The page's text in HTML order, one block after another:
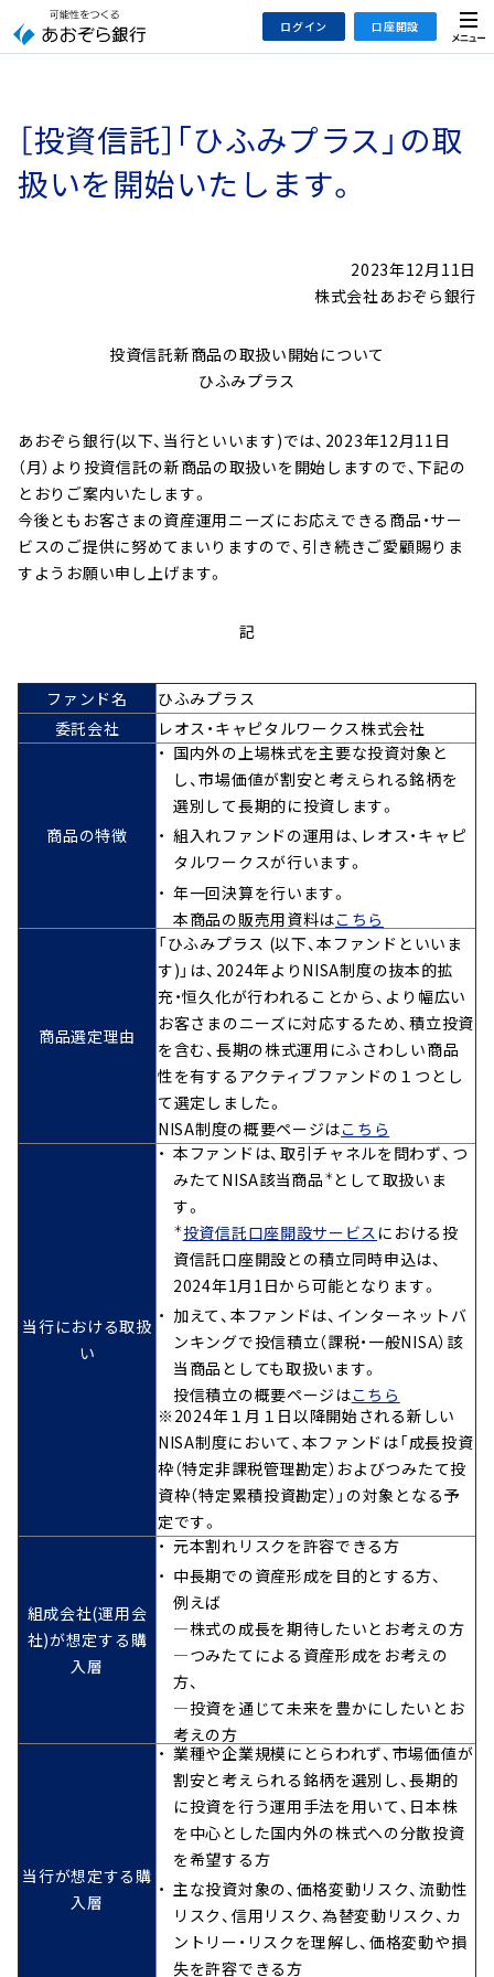
文
ログイン
法人のお客さまはこちら
デビット専用WEB
口座開設
あおぞら銀行 投資信託口座・NISA口座開設
メ
ニ
［投資信託］｢ひふみプラス」の取
扱いを開始いたします。
2023年12月11日
株式会社あおぞら銀行
投資信託新商品の取扱い開始について
ひふみプラス
あおぞら銀行(以下、当行といいます)では、2023年12月11日
（月）より投資信託の新商品の取扱いを開始しますので、下記の
とおりご案内いたします。
今後ともお客さまの資産運用ニーズにお応えできる商品・サー
ビスのご提供に努めてまいりますので、引き続きご愛顧賜りま
すようお願い申し上げます。
記
ファンド名
ひふみプラス
委託会社
レオス・キャピタルワークス株式会社
商品の特徴
国内外の上場株式を主要な投資対象と
し、市場価値が割安と考えられる銘柄を
選別して長期的に投資します。
組入れファンドの運用は、レオス・キャピ
タルワークスが行います。
年一回決算を行います。
本商品の販売用資料はこちら
商品選定理由
「ひふみプラス (以下、本ファンドといいま
す)」は、2024年よりNISA制度の抜本的拡
充・恒久化が行われることから、より幅広い
お客さまのニーズに対応するため、積立投資
を含む、長期の株式運用にふさわしい商品
性を有するアクティブファンドの１つとし
て選定しました。
NISA制度の概要ページはこちら
当行における取扱
い
本ファンドは、取引チャネルを問わず、つ
みたてNISA該当商品 ＊として取扱いま
す。
＊投資信託口座開設サービス における投
資信託口座開設との積立同時申込は、
2024年1月1日から可能となります。
加えて、本ファンドは、インターネットバ
ンキングで投信積立（課税・一般NISA）該
当商品としても取扱います。
投信積立の概要ページはこちら
※2024年１月１日以降開始される新しい
NISA制度において、本ファンドは「成長投資
枠（特定非課税管理勘定）およびつみたて投
資枠（特定累積投資勘定）」の対象となる予
定です。
組成会社(運用会
社)が想定する購
入層
元本割れリスクを許容できる方
中長期での資産形成を目的とする方、
例えば
―株式の成長を期待したいとお考えの方
―つみたてによる資産形成をお考えの
方、
―投資を通じて未来を豊かにしたいとお
考えの方
当行が想定する購
入層
業種や企業規模にとらわれず、市場価値が
割安と考えられる銘柄を選別し、長期的
に投資を行う運用手法を用いて、日本株
を中心とした国内外の株式への分散投資
を希望する方
主な投資対象の、価格変動リスク、流動性
リスク、信用リスク、為替変動リスク、カ
ントリー・リスクを理解し、価格変動や損
失を許容できる方